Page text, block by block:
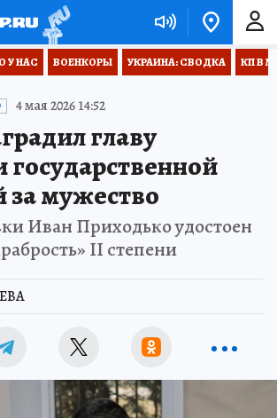
У НАС ВОЕНКОРЫ УКРАИНА: СВОДКА КП В
4 мая 2026 14:52
главу
государственной
за мужество
Иван Приходько удостоен
II степени